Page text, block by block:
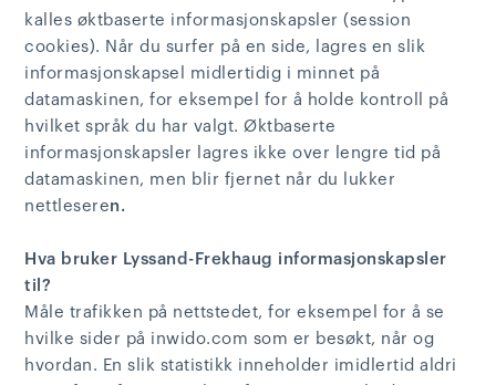
kalles øktbaserte informasjonskapsler (session
cookies). Når du surfer på en side, lagres en slik
informasjonskapsel midlertidig i minnet på
datamaskinen, for eksempel for å holde kontroll på
hvilket språk du har valgt. Øktbaserte
informasjonskapsler lagres ikke over lengre tid på
datamaskinen, men blir fjernet når du lukker
nettleseren.
Hva bruker Lyssand-Frekhaug informasjonskapsler
til?
Måle trafikken på nettstedet, for eksempel for å se
hvilke sider på inwido.com som er besøkt, når og
hvordan. En slik statistikk inneholder imidlertid aldri